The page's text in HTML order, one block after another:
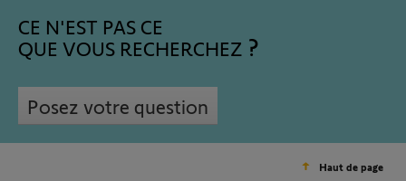
CE N'EST PAS CE
QUE VOUS RECHERCHEZ
Posez votre question
Haut de page